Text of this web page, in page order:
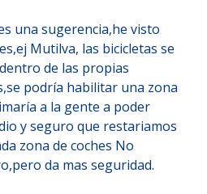
una sugerencia,he visto
Mutilva, las bicicletas se
de las propias
podría habilitar una zona
a la gente a poder
y seguro que restariamos
zona de coches No
da mas seguridad.